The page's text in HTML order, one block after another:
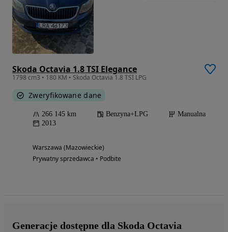
Skoda Octavia 1.8 TSI Elegance
1798 cm3 • 180 KM • Skoda Octavia 1.8 TSI LPG
Zweryfikowane dane
266 145 km Benzyna+LPG
Manualna
2013
Warszawa (Mazowieckie)
Prywatny sprzedawca • Podbite
Generacje dostępne dla Skoda Octavia